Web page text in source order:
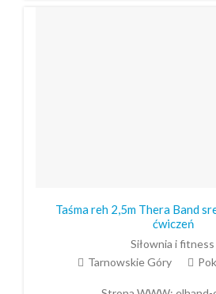
Taśma reh 2,5m Thera Band
ćwiczeń
Siłownia i fitness
Tarnowskie Góry